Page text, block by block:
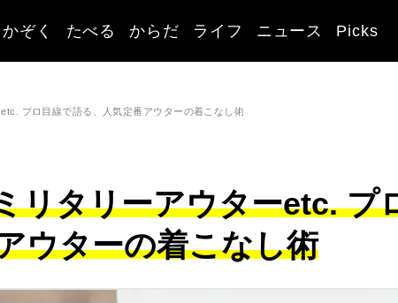
かぞく たべる からだ ライフ ニュース Picks
プロ目線で語る、人気定番アウターの着こなし術
リタリーアウターetc. プ
ウターの着こなし術